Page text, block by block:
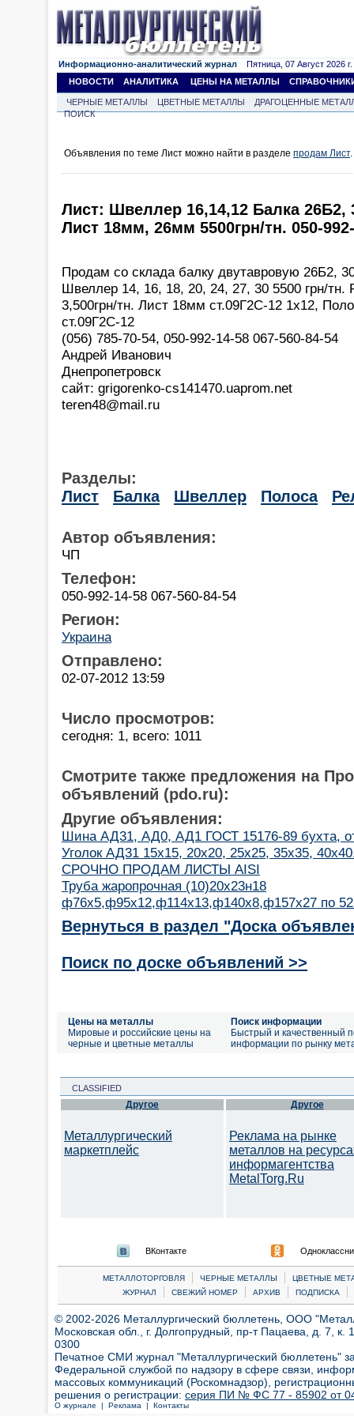
Информационно-аналитический журнал Пятница, 07 Август 2026 г.
НОВОСТИ
АНАЛИТИКА ЦЕНЫ НА МЕТАЛЛЫ
ЧЕРНЫЕ МЕТАЛЛЫ ЦВЕТНЫЕ МЕТАЛЛЫ
ДРАГОЦЕННЫЕ
ПОИСК
Объявления по теме Лист можно найти в разделе продам Лист.
Лист: Швеллер 16,14,12 Балка
Лист 18мм, 26мм 5500грн/тн. 050-
Продам со склада балку двутавровую 26Б2,
Швеллер 14, 16, 18, 20, 24, 27, 30 5500 грн/
3,500грн/тн. Лист 18мм ст.09Г2С-12 1х12,
ст.09Г2С-12
(056) 785-70-54, 050-992-14-58 067-560-84-54
Андрей Иванович
Днепропетровск
сайт: grigorenko-cs141470.uaprom.net
teren48@mail.ru
Разделы:
Лист
Балка Швеллер Полоса
Автор объявления:
ЧП
Телефон:
050-992-14-58 067-560-84-54
Регион:
Украина
Отправлено:
02-07-2012 13:59
Число просмотров:
сегодня: 1, всего: 1011
Смотрите также предложения на
объявлений (pdo.ru):
Другие объявления:
Шина АД31, АД0, АД1 ГОСТ 15176-89 бухта,
Уголок АД31 15х15, 20х20, 25х25, 35х35,
СРОЧНО ПРОДАМ ЛИСТЫ AISI
Труба жаропрочная (10)20х23н18
ф76х5,ф95х12,ф114х13,ф140х8,ф157х27 по
Вернуться в раздел "Доска
Поиск по доске объявлений >>
Цены на металлы
Мировые и российские цены на
черные и цветные металлы
Поиск информации
Быстрый и качественный
информации по рынку
CLASSIFIED
Другое
Металлургический
маркетплейс
Другое
Реклама на рынке
металлов на
информагентства
MetalTorg.Ru
ВКонтакте
МЕТАЛЛОТОРГОВЛЯ | ЧЕРНЫЕ МЕТАЛЛЫ |
ЦВЕТНЫЕ
ЖУРНАЛ
| СВЕЖИЙ НОМЕР | АРХИВ | ПОДПИСКА |
© 2002-2026 Металлургический бюллетень, ООО
Московская обл., г. Долгопрудный, пр-т Пацаева, д. 7,
0300
Печатное СМИ журнал "Металлургический бюллетень"
Федеральной службой по надзору в сфере связи,
массовых коммуникаций (Роскомнадзор),
решения о регистрации: серия ПИ № ФС 77 - 85902 от 04
О журнале | Реклама | Контакты